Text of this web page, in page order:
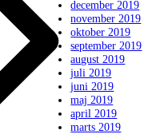
december 2019
november 2019
oktober 2019
september 2019
august 2019
juli 2019
juni 2019
maj 2019
april 2019
marts 2019